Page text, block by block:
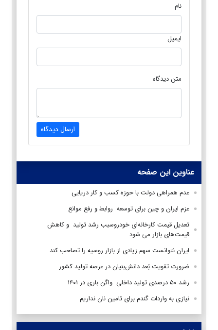
نام
ایمیل
متن دیدگاه
ارسال دیدگاه
عناوین این صفحه
عدم همراهی دولت با حوزه کسب و کار دریایی
عزم ایران و چین برای توسعه روابط و رفع موانع
تعدیل قیمت کارخانه‌ای خودروسبب رشد تولید و کاهش
قیمت‌های بازار می شود
ایران نتوانست سهم زیادی از بازار روسیه را تصاحب کند
ضرورت تقویت بُعد دانش‌بنیان در عرصه تولید کشور
رشد ۵۰ درصدی تولید داخلی واگن باری در ۱۴۰۱
نیازی به واردات گندم برای تامین نان نداریم